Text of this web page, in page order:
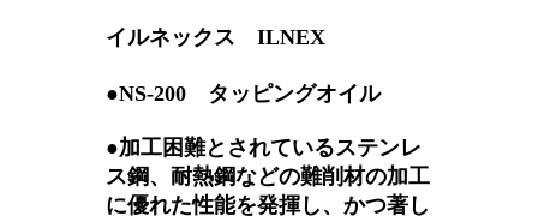
イルネックス ILNEX
●NS-200 タッピングオイル
●加工困難とされているステンレ
ス鋼、耐熱鋼などの難削材の加工
に優れた性能を発揮し、かつ著し